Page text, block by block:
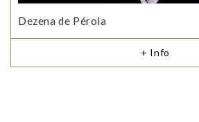
Dezena de Pérola
+ Info